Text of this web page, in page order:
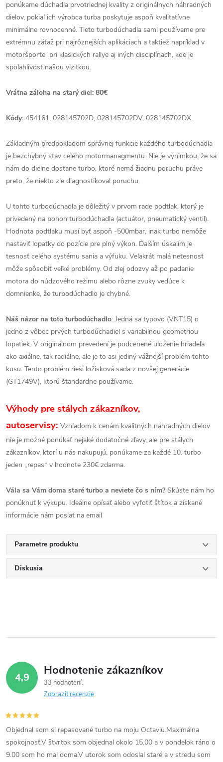
ponúkame dúchadla prvotriednej kvality z originálnych náhradných
dielov, pokiaľ ich výrobca turba poskytuje aspoň kvalitatívne
minimálne rovnocenné. Tieto turbodúchadla sami používame pre
extrémnu záťaž pri najrôznejších aplikáciach a taktiež napríklad v
motoršporte pri klasických rallye aj iných disciplínach, kde je
spoľahlivosť našou vizitkou.
Vrátna záloha na starý diel: 80€
Kódy: 454161, 028145702D, 028145702DV, 028145702DX.
Základným predpokladom správnej funkcie každého turbodúchadla
je bezchybný stav celého motormanagmentu. Nie je výnimkou, že sa
nám do dielne dostane turbo, ktoré nemá žiadnu poruchu práve
preto, že niekto zle diagnostikoval poruchu.
U tohto turbodúchadla je dôležitý v prvom rade podtlak, ktorý je
privedený na pohon turbodúchadla (actuátor, pneumatický ventil).
Hodnota podtlaku musí byť aspoň -500mbar, inak turbo nemôže
nastaviť lopatky do pozície pre plný výkon. Ďalším úskalím je
tesnosť celého systému sania a výfuku. Veľakrát malá netesnosť
môže spôsobiť veľké problémy. Od zlej odozvy až po padanie
motora do núdzového režimu alebo rôzne zvuky vedúce k
domnienke, že turbodúchadlo je chybné.
Náš názor na toto turbodúchadlo: Jedná sa typovo (VNT15) o
jedno z vôbec prvých turbodúchadiel s variabilnou geometriou
lopatiek. V originálnom prevedení je podcenené uloženie hriadeľa
ako axiálne, tak radiálne, ale je to asi jediný vážnejší problém tohto
kusu. Tento problém rieši ložisková sada z novšej generácie
(GT1749V), ktorú štandardne používame.
Výhody pre stálych zákazníkov,
autoservisy: Vzhľadom k cenám kvalitných náhradných dielov
nie je možné ponúkať nejaké dodatočné zľavy, ale pre stálych
zákazníkov, ktorí u nás nakupujú, ponúkame za každé 10. turbo
jeden „repas“ v hodnote 230€ zdarma.
Vála sa Vám doma staré turbo a neviete čo s ním? Skúste nám ho
ponúknuť k výkupu. Ideálne opísať alebo vyfotiť štítok a získané
informácie nám poslať na email
Parametre produktu
Diskusia
4,9 Hodnotenie zákazníkov
33 hodnotení
Zobraziť recenzie
Objednal som si repasované turbo na moju Octaviu.Maximálna
spokojnosť.V štvrtok som objednal okolo 15.00 a v pondelok ráno o
9.00 som ho mal doma.V utorok som odoslal staré a v stredu som